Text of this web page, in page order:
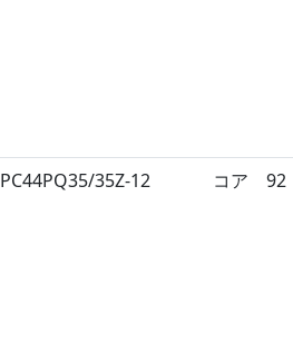
PC44PQ35/35Z-12 コア 92